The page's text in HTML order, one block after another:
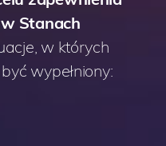
Stanach
w których
wypełniony: